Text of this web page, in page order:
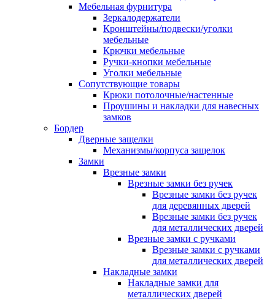
Мебельная фурнитура
Зеркалодержатели
Кронштейны/подвески/уголки
мебельные
Крючки мебельные
Ручки-кнопки мебельные
Уголки мебельные
Сопутствующие товары
Крюки потолочные/настенные
Проушины и накладки для навесных
замков
Бордер
Дверные защелки
Механизмы/корпуса защелок
Замки
Врезные замки
Врезные замки без ручек
Врезные замки без ручек
для деревянных дверей
Врезные замки без ручек
для металлических дверей
Врезные замки с ручками
Врезные замки с ручками
для металлических дверей
Накладные замки
Накладные замки для
металлических дверей